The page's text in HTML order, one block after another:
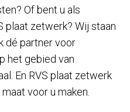
Of bent u als
plaat zetwerk? Wij staan
dé partner voor
het gebied van
En RVS plaat zetwerk
voor u maken.